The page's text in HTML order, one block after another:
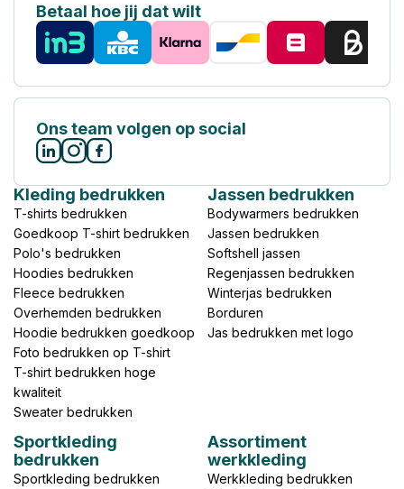
Betaal hoe jij dat wilt
Ons team volgen op social
Kleding bedrukken
T-shirts bedrukken
Goedkoop T-shirt bedrukken
Polo's bedrukken
Hoodies bedrukken
Fleece bedrukken
Overhemden bedrukken
Hoodie bedrukken goedkoop
Foto bedrukken op T-shirt
T-shirt bedrukken hoge
kwaliteit
Sweater bedrukken
Jassen bedrukken
Bodywarmers bedrukken
Jassen bedrukken
Softshell jassen
Regenjassen bedrukken
Winterjas bedrukken
Borduren
Jas bedrukken met logo
Sportkleding
bedrukken
Sportkleding bedrukken
Assortiment
werkkleding
Werkkleding bedrukken